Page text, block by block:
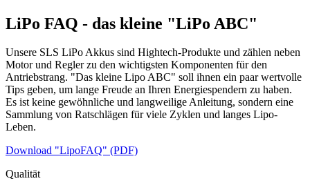
LiPo FAQ - das kleine "LiPo ABC"
Unsere SLS LiPo Akkus sind Hightech-Produkte und zählen neben
Motor und Regler zu den wichtigsten Komponenten für den
Antriebstrang. "Das kleine Lipo ABC" soll ihnen ein paar wertvolle
Tips geben, um lange Freude an Ihren Energiespendern zu haben.
Es ist keine gewöhnliche und langweilige Anleitung, sondern eine
Sammlung von Ratschlägen für viele Zyklen und langes Lipo-
Leben.
Download "LipoFAQ" (PDF)
Qualität